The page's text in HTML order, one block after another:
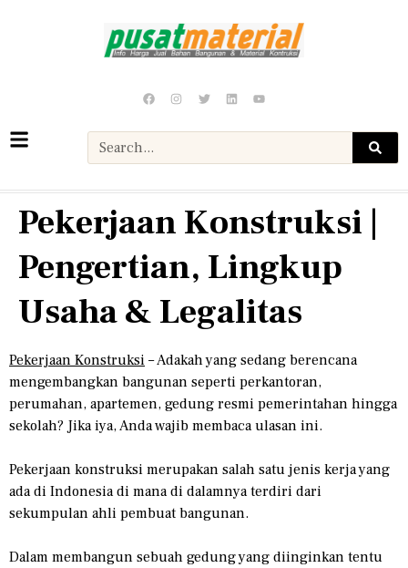
Pekerjaan Konstruksi |
Pengertian, Lingkup
Usaha & Legalitas
Pekerjaan Konstruksi – Adakah yang sedang berencana
mengembangkan bangunan seperti perkantoran,
perumahan, apartemen, gedung resmi pemerintahan hingga
sekolah? Jika iya, Anda wajib membaca ulasan ini.
Pekerjaan konstruksi merupakan salah satu jenis kerja yang
ada di Indonesia di mana di dalamnya terdiri dari
sekumpulan ahli pembuat bangunan.
Dalam membangun sebuah gedung yang diinginkan tentu